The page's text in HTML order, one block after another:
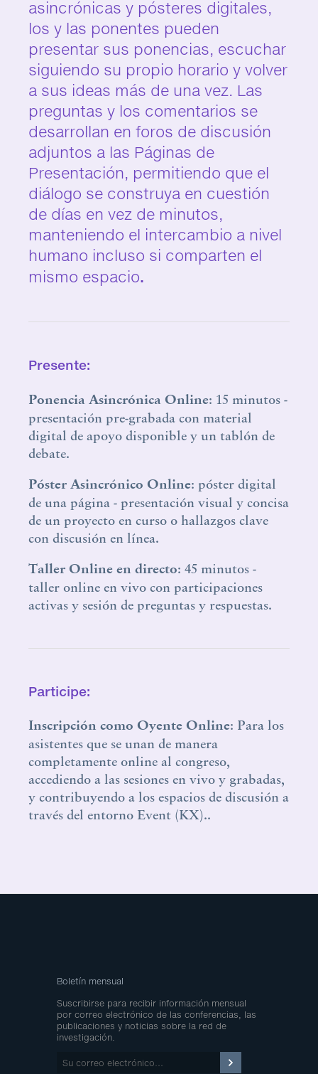
asincrónicas y pósteres digitales,
los y las ponentes pueden
presentar sus ponencias, escuchar
siguiendo su propio horario y volver
a sus ideas más de una vez. Las
preguntas y los comentarios se
desarrollan en foros de discusión
adjuntos a las Páginas de
Presentación, permitiendo que el
diálogo se construya en cuestión
de días en vez de minutos,
manteniendo el intercambio a nivel
humano incluso si comparten el
mismo espacio.
Presente:
Ponencia Asincrónica Online: 15 minutos -
presentación pre-grabada con material
digital de apoyo disponible y un tablón de
debate.
Póster Asincrónico Online: póster digital
de una página - presentación visual y concisa
de un proyecto en curso o hallazgos clave
con discusión en línea.
Taller Online en directo: 45 minutos -
taller online en vivo con participaciones
activas y sesión de preguntas y respuestas.
Participe:
Inscripción como Oyente Online: Para los
asistentes que se unan de manera
completamente online al congreso,
accediendo a las sesiones en vivo y grabadas,
y contribuyendo a los espacios de discusión a
través del entorno Event (KX)..
Boletín mensual
Suscribirse para recibir información mensual
por correo electrónico de las conferencias, las
publicaciones y noticias sobre la red de
investigación.
Su